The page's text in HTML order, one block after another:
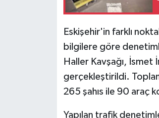
Eskişehir'in farklı
bilgilere göre
Haller Kavşağı, İsmet
gerçekleştirildi.
265 şahıs ile 90 araç
Yapılan trafik